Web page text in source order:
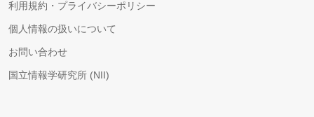
利用規約・プライバシーポリシー
個人情報の扱いについて
お問い合わせ
国立情報学研究所 (NII)